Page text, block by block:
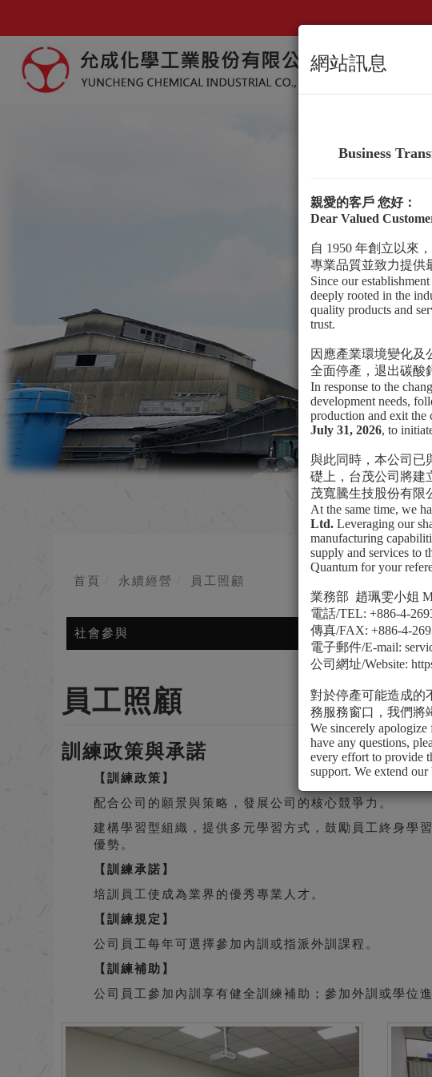
首頁 永續經營 員工照顧
社會參與 員工
員工照顧
訓練政策與承諾
【訓練政策】
配合公司的願景與策略，發展公司的核心競爭力。
建構學習型組織，提供多元學習方式，鼓勵員工終身學
優勢。
【訓練承諾】
培訓員工使成為業界的優秀專業人才。
【訓練規定】
公司員工每年可選擇參加內訓或指派外訓課程。
【訓練補助】
公司員工參加內訓享有健全訓練補助；參加外訓或學位
網站訊息
Business
親愛的客戶 您好：
Dear Valued
自 1950 年創立以來
專業品質並致力提供
Since our
deeply rooted in the
quality products and
trust.
因應產業環境變化及
全面停產，退出碳酸
In response to the
development needs,
production and exit the
July 31, 2026, to
與此同時，本公司已
礎上，台茂公司將建
茂寬騰生技股份有限
At the same time, we
Ltd. Leveraging our
manufacturing
supply and services to
Quantum for your
業務部 趙珮雯小姐
電話/TEL: +886-4-
傳真/FAX: +886-4-
電子郵件/E-mail:
公司網址/Website:
對於停產可能造成的
務服務窗口，我們將
We sincerely
have any questions,
every effort to provide
support. We extend our